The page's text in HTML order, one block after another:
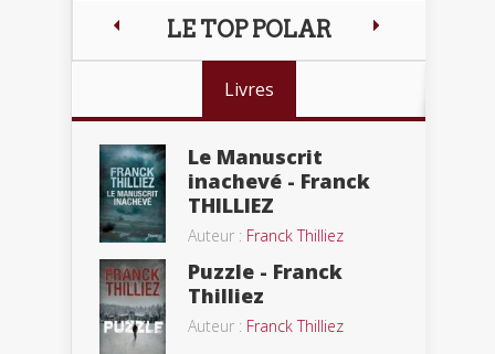
LE TOP POLAR
Livres
Le Manuscrit
inachevé - Franck
THILLIEZ
Auteur : Franck Thilliez
Puzzle - Franck
Thilliez
Auteur : Franck Thilliez